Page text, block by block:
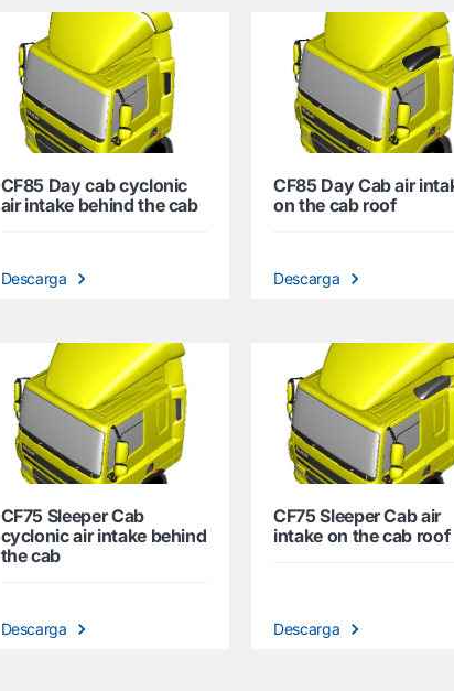
CF85 Day cab cyclonic
air intake behind the cab
Descarga
CF85 Day Cab air
on the cab roof
Descarga
CF75 Sleeper Cab
cyclonic air intake behind
the cab
Descarga
CF75 Sleeper Cab air
intake on the cab roof
Descarga